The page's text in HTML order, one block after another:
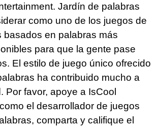
Jardín de palabras
como uno de los juegos de
basados en palabras más
para que la gente pase
El estilo de juego único ofrecido
ha contribuido mucho a
Por favor, apoye a IsCool
el desarrollador de juegos
comparta y califique el